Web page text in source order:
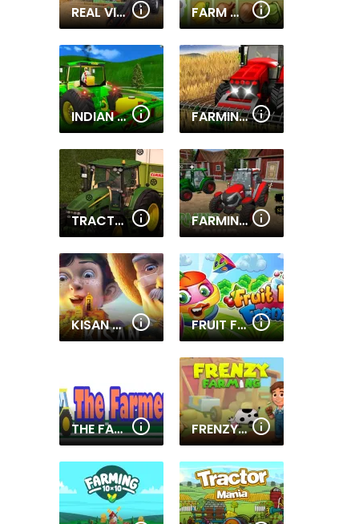
REAL VILLAGE TRACTOR FARMING SIMULATOR 2020 FARM OF DREAMS
INDIAN TRACTOR FARM SIMULATOR FARMING SIMULATOR GAME
TRACTORS HIDDEN TIRES FARMING TOWN
KISAN SMART FARMER FRUIT FARM FRENZY
THE FARMERS FRENZY FARMING